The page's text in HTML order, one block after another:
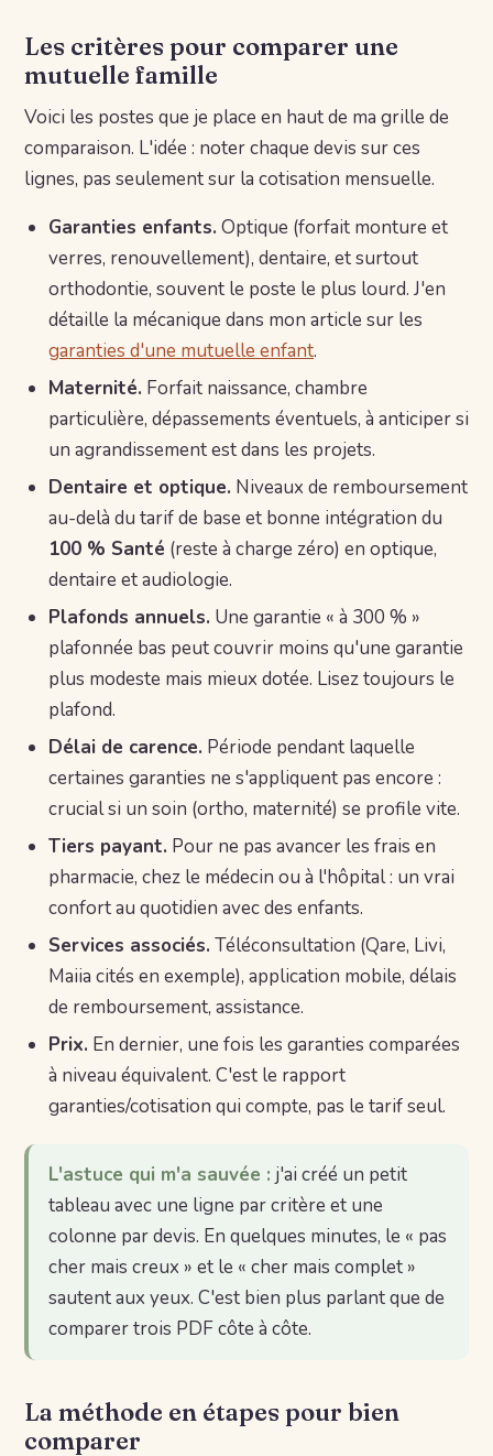
Les critères pour comparer une
mutuelle famille
Voici les postes que je place en haut de ma grille de
comparaison. L'idée : noter chaque devis sur ces
lignes, pas seulement sur la cotisation mensuelle.
Garanties enfants. Optique (forfait monture et
verres, renouvellement), dentaire, et surtout
orthodontie, souvent le poste le plus lourd. J'en
détaille la mécanique dans mon article sur les
garanties d'une mutuelle enfant.
Maternité. Forfait naissance, chambre
particulière, dépassements éventuels, à anticiper si
un agrandissement est dans les projets.
Dentaire et optique. Niveaux de remboursement
au-delà du tarif de base et bonne intégration du
100 % Santé (reste à charge zéro) en optique,
dentaire et audiologie.
Plafonds annuels. Une garantie « à 300 % »
plafonnée bas peut couvrir moins qu'une garantie
plus modeste mais mieux dotée. Lisez toujours le
plafond.
Délai de carence. Période pendant laquelle
certaines garanties ne s'appliquent pas encore :
crucial si un soin (ortho, maternité) se profile vite.
Tiers payant. Pour ne pas avancer les frais en
pharmacie, chez le médecin ou à l'hôpital : un vrai
confort au quotidien avec des enfants.
Services associés. Téléconsultation (Qare, Livi,
Maiia cités en exemple), application mobile, délais
de remboursement, assistance.
Prix. En dernier, une fois les garanties comparées
à niveau équivalent. C'est le rapport
garanties/cotisation qui compte, pas le tarif seul.
L'astuce qui m'a sauvée : j'ai créé un petit
tableau avec une ligne par critère et une
colonne par devis. En quelques minutes, le « pas
cher mais creux » et le « cher mais complet »
sautent aux yeux. C'est bien plus parlant que de
comparer trois PDF côte à côte.
La méthode en étapes pour bien
comparer